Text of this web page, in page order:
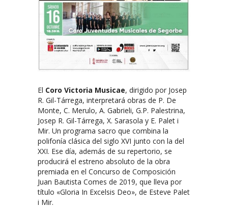
El Coro Victoria Musicae, dirigido por Josep
R. Gil-Tárrega, interpretará obras de P. De
Monte, C. Merulo, A. Gabrieli, G.P. Palestrina,
Josep R. Gil-Tárrega, X. Sarasola y E. Palet i
Mir. Un programa sacro que combina la
polifonía clásica del siglo XVI junto con la del
XXI. Ese día, además de su repertorio, se
producirá el estreno absoluto de la obra
premiada en el Concurso de Composición
Juan Bautista Comes de 2019, que lleva por
título «Gloria In Excelsis Deo», de Esteve Palet
i Mir.